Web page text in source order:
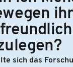
sich das